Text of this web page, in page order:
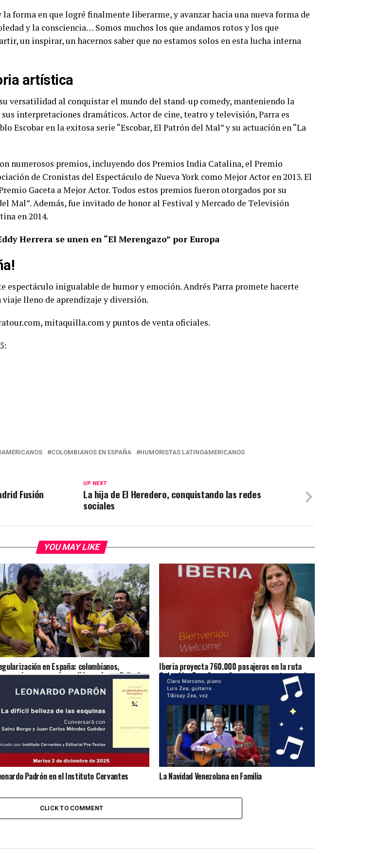
forma en que logré finalmente liberarme, y avanzar hacia una nueva forma de
y la consciencia… Somos muchos los que andamos rotos y los que
un inspirar, un hacernos saber que no estamos solos en esta lucha interna
artística
versatilidad al conquistar el mundo del stand-up comedy, manteniendo la
interpretaciones dramáticos. Actor de cine, teatro y televisión, Parra es
Escobar en la exitosa serie “Escobar, El Patrón del Mal” y su actuación en “La
numerosos premios, incluyendo dos Premios India Catalina, el Premio
de Cronistas del Espectáculo de Nueva York como Mejor Actor en 2013. El
Gaceta a Mejor Actor. Todos estos premios fueron otorgados por su
Mal”. Además, fue invitado de honor al Festival y Mercado de Televisión
en 2014.
Herrera se unen en “El Merengazo” por Europa
espectáculo inigualable de humor y emoción. Andrés Parra promete hacerte
lleno de aprendizaje y diversión.
mitaquilla.com y puntos de venta oficiales.
COLOMBIANOS EN ESPAÑA
HUMORISTAS LATINOAMERICANOS
UP NEXT
La hija de El Heredero, conquistando las redes
sociales
Fusión
YOU MAY LIKE
en España: colombianos,
y venezolanos lideran las solicitudes
presentadas
Iberia proyecta 760.000 pasajeros en la ruta
Colombia–España y refuerza su apuesta por el
mercado colombiano en 2026
Padrón en el Instituto Cervantes La Navidad Venezolana en Familia
CLICK TO COMMENT